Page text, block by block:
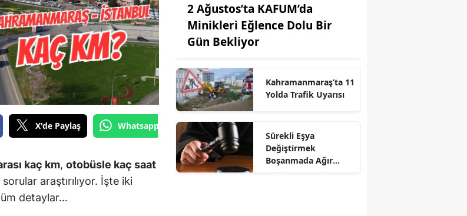
X'de Paylaş Whatsapp'tan Gönder
kaç km, otobüsle kaç saat
araştırılıyor. İşte iki
detaylar…
2 Ağustos’ta KAFUM’da
Minikleri Eğlence Dolu Bir
Gün Bekliyor
Kahramanmaraş’ta 11
Yolda Trafik Uyarısı
Sürekli Eşya
Değiştirmek
Boşanmada Ağır